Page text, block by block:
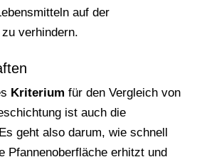
auf der
zu verhindern.
Kriterium für den Vergleich von
ist auch die
geht also darum, wie schnell
Pfannenoberfläche erhitzt und